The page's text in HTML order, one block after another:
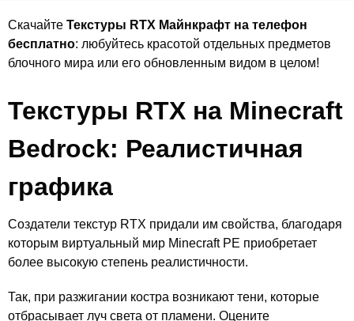
Скачайте Текстуры RTX Майнкрафт на телефон
бесплатно: любуйтесь красотой отдельных предметов
блочного мира или его обновленным видом в целом!
Текстуры RTX на Minecraft
Bedrock: Реалистичная
графика
Создатели текстур RTX придали им свойства, благодаря
которым виртуальный мир Minecraft PE приобретает
более высокую степень реалистичности.
Так, при разжигании костра возникают тени, которые
отбрасывает луч света от пламени. Оцените